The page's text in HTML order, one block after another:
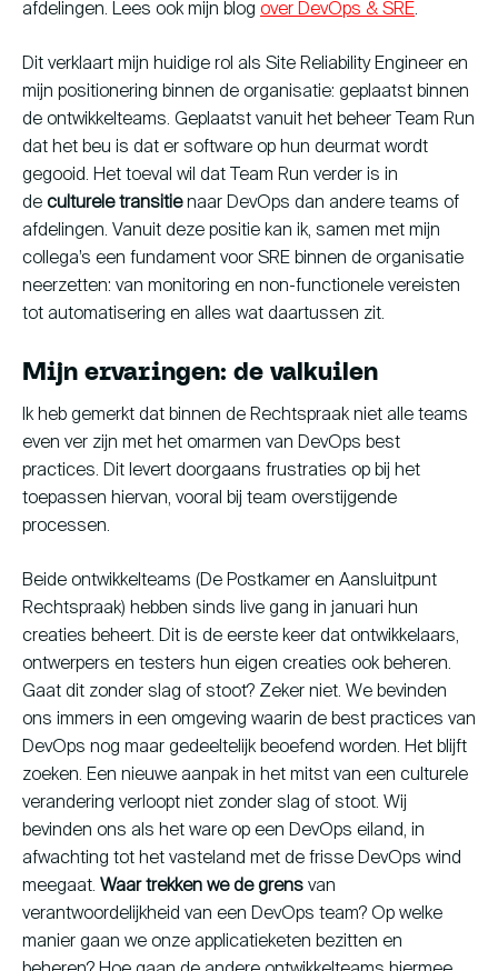
afdelingen. Lees ook mijn blog over DevOps & SRE.
Dit verklaart mijn huidige rol als Site Reliability Engineer en
mijn positionering binnen de organisatie: geplaatst binnen
de ontwikkelteams. Geplaatst vanuit het beheer Team Run
dat het beu is dat er software op hun deurmat wordt
gegooid. Het toeval wil dat Team Run verder is in
de culturele transitienaar DevOps dan andere teams of
afdelingen. Vanuit deze positie kan ik, samen met mijn
collega’s een fundament voor SRE binnen de organisatie
neerzetten: van monitoring en non-functionele vereisten
tot automatisering en alles wat daartussen zit.
Mijn ervaringen: de valkuilen
Ik heb gemerkt dat binnen de Rechtspraak niet alle teams
even ver zijn met het omarmen van DevOps best
practices. Dit levert doorgaans frustraties op bij het
toepassen hiervan, vooral bij team overstijgende
processen.
Beide ontwikkelteams (De Postkamer en Aansluitpunt
Rechtspraak) hebben sinds live gang in januari hun
creaties beheert. Dit is de eerste keer dat ontwikkelaars,
ontwerpers en testers hun eigen creaties ook beheren.
Gaat dit zonder slag of stoot? Zeker niet. We bevinden
ons immers in een omgeving waarin de best practices van
DevOps nog maar gedeeltelijk beoefend worden. Het blijft
zoeken. Een nieuwe aanpak in het mitst van een culturele
verandering verloopt niet zonder slag of stoot. Wij
bevinden ons als het ware op een DevOps eiland, in
afwachting tot het vasteland met de frisse DevOps wind
meegaat. Waar trekken we de grens van
verantwoordelijkheid van een DevOps team? Op welke
manier gaan we onze applicatieketen bezitten en